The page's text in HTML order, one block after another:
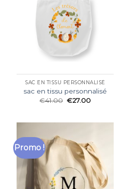
SAC EN TISSU PERSONNALISÉ
sac en tissu personnalisé
€41.00 €27.00
Promo !